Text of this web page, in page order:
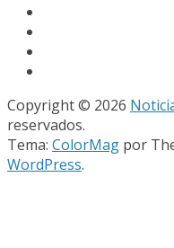
Copyright © 2026
reservados.
Tema: ColorMag por
WordPress.